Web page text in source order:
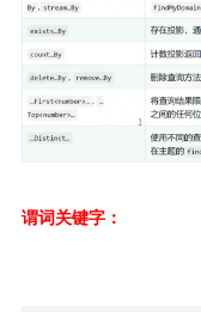
谓词关键字：